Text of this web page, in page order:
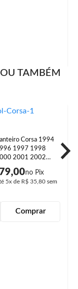
TAMBÉM
Corsa 1994
1997 1998
2001 2002
Negra
5x de R$ 35,80 sem
Comprar